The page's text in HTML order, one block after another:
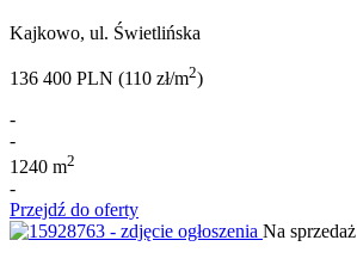
Kajkowo, ul. Świetlińska
136 400 PLN (110 zł/m2)
-
-
1240 m2
-
Przejdź do oferty
Na sprzedaż